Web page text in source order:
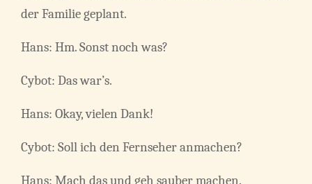
der Familie geplant.
Hans: Hm. Sonst noch was?
Cybot: Das war’s.
Hans: Okay, vielen Dank!
Cybot: Soll ich den Fernseher anmachen?
Hans: Mach das und geh sauber machen.